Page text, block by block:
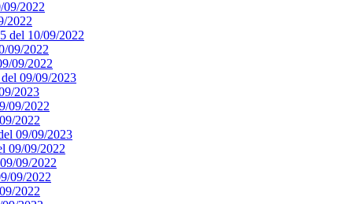
09/2022
2022
del 10/09/2022
09/2022
09/2022
09/09/2023
2023
09/2022
2022
09/09/2023
09/09/2022
09/2022
09/2022
2022